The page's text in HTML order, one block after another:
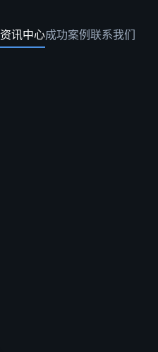
资讯中心成功案例联系我们